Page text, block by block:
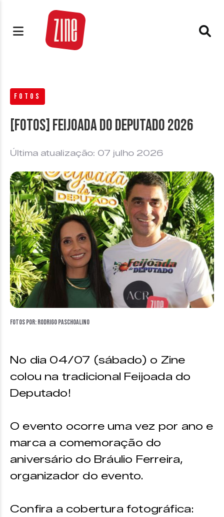
FOTOS
[FOTOS] Feijoada do Deputado 2026
Última atualização: 07 julho 2026
Fotos por: Rodrigo Paschoalino
No dia 04/07 (sábado) o Zine
colou na tradicional Feijoada do
Deputado!
O evento ocorre uma vez por ano e
marca a comemoração do
aniversário do Bráulio Ferreira,
organizador do evento.
Confira a cobertura fotográfica: